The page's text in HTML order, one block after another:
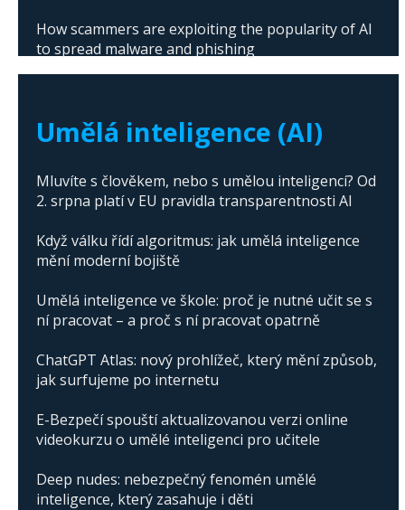
How scammers are exploiting the popularity of AI
to spread malware and phishing
Umělá inteligence (AI)
Mluvíte s člověkem, nebo s umělou inteligencí? Od
2. srpna platí v EU pravidla transparentnosti AI
Když válku řídí algoritmus: jak umělá inteligence
mění moderní bojiště
Umělá inteligence ve škole: proč je nutné učit se s
ní pracovat – a proč s ní pracovat opatrně
ChatGPT Atlas: nový prohlížeč, který mění způsob,
jak surfujeme po internetu
E-Bezpečí spouští aktualizovanou verzi online
videokurzu o umělé inteligenci pro učitele
Deep nudes: nebezpečný fenomén umělé
inteligence, který zasahuje i děti